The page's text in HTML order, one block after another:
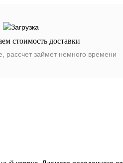
стоимость доставки
рассчет займет немного времени